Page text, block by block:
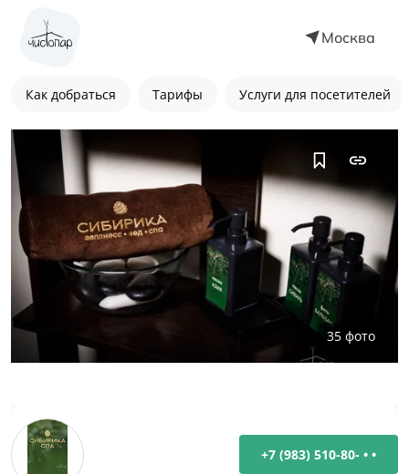
Москва
Как добраться Тарифы Услуги для посетителей
35 фото
+7 (983) 510-80- • •